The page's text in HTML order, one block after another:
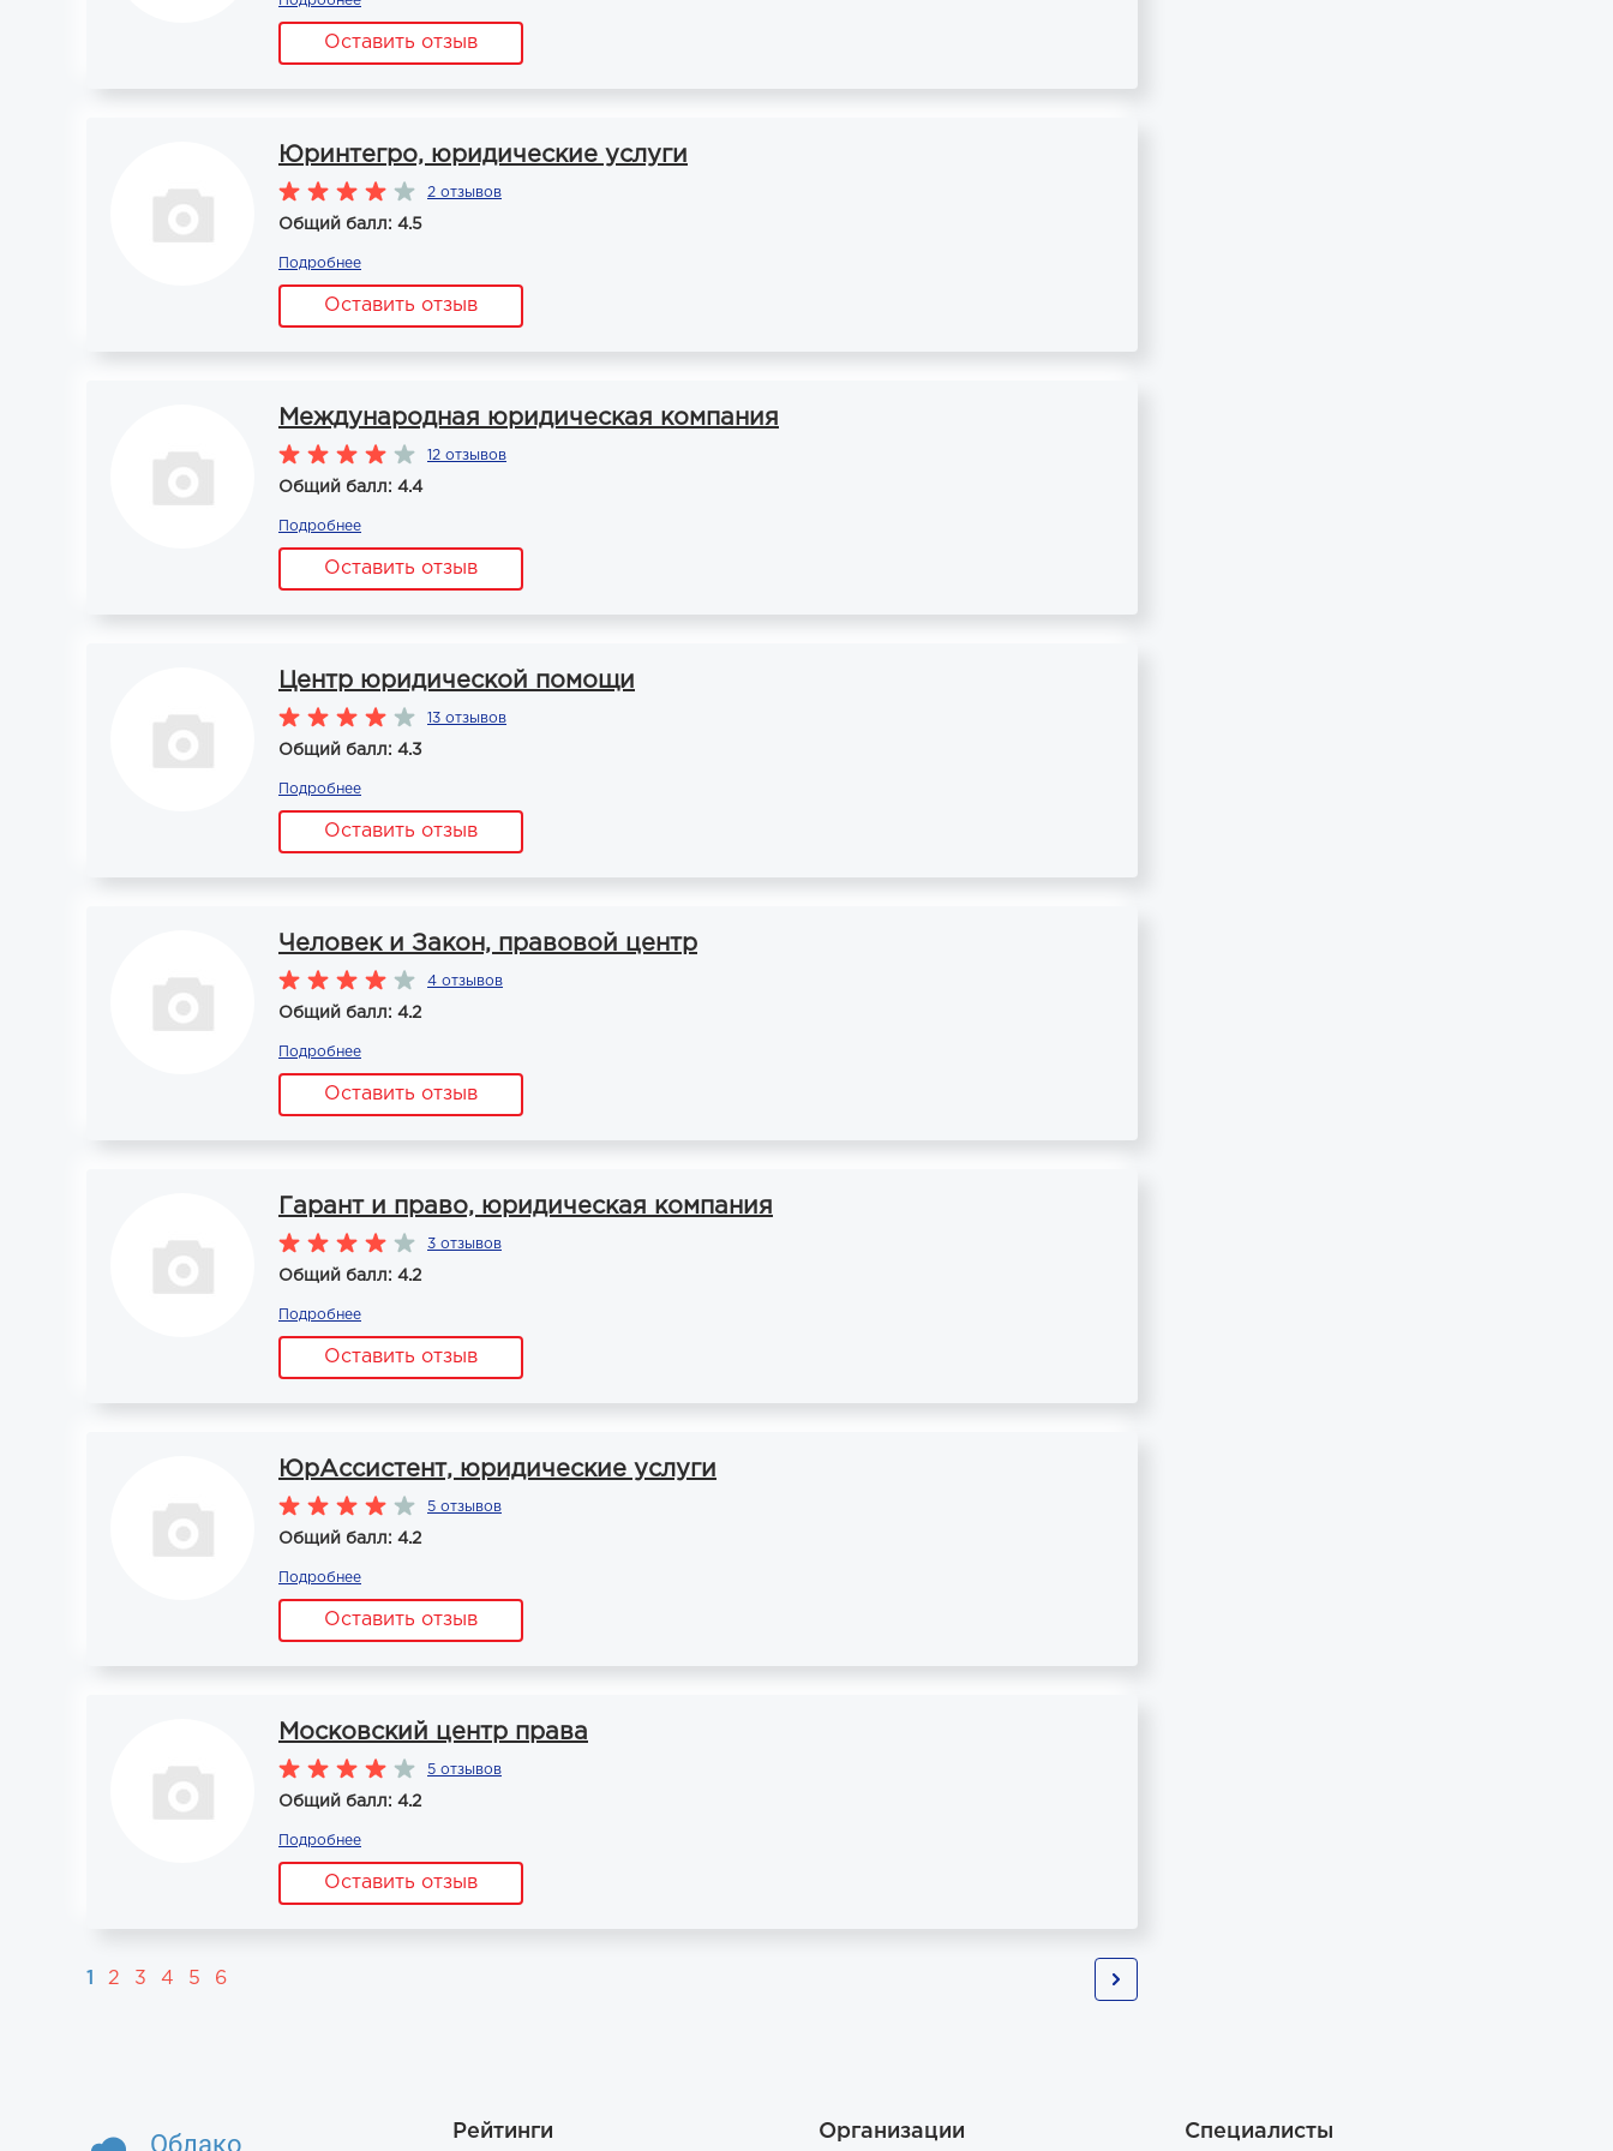
Оставить отзыв
Юринтегро, юридические услуги
2 отзывов
Общий балл: 4.5
Подробнее
Оставить отзыв
Международная юридическая компания
12 отзывов
Общий балл: 4.4
Подробнее
Оставить отзыв
Центр юридической помощи
13 отзывов
Общий балл: 4.3
Подробнее
Оставить отзыв
Человек и Закон, правовой центр
4 отзывов
Общий балл: 4.2
Подробнее
Оставить отзыв
Гарант и право, юридическая компания
3 отзывов
Общий балл: 4.2
Подробнее
Оставить отзыв
ЮрАссистент, юридические услуги
5 отзывов
Общий балл: 4.2
Подробнее
Оставить отзыв
Московский центр права
5 отзывов
Общий балл: 4.2
Подробнее
Оставить отзыв
1 2 3 4 5 6
Облако Рейтинги Организации Специалисты